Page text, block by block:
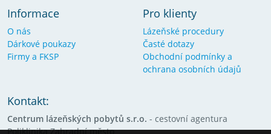
Informace
O nás
Dárkové poukazy
Firmy a FKSP
Pro klienty
Lázeňské procedury
Časté dotazy
Obchodní podmínky a
ochrana osobních údajů
Kontakt:
Centrum lázeňských pobytů s.r.o. - cestovní agentura
Poliklinika Zahradní město